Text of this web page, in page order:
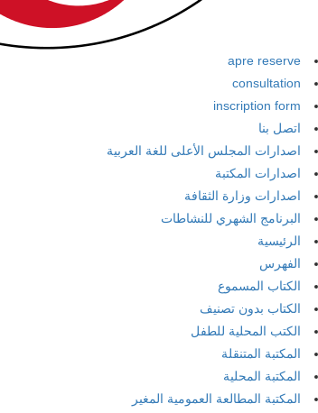
apre reserve
consultation
inscription form
اتصل بنا
اصدارات المجلس الأعلى للغة العربية
اصدارات المكتبة
اصدارات وزارة الثقافة
البرنامج الشهري للنشاطات
الرئيسية
الفهرس
الكتاب المسموع
الكتاب بدون تصنيف
الكتب المحلية للطفل
المكتبة المتنقلة
المكتبة المحلية
المكتبة المطالعة العمومية المغير